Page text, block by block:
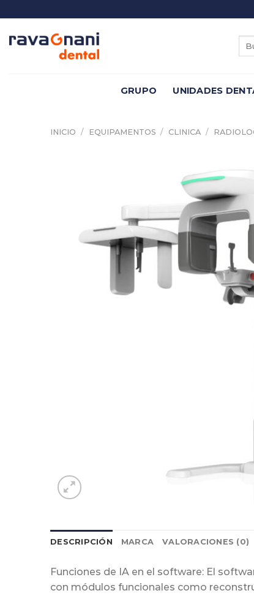
al
contenido
GRUPO UNIDADES
INICIO / EQUIPAMENTOS / CLINICA /
DESCRIPCIÓN MARCA VALORACIONES (0)
Funciones de IA en el software: El
con módulos funcionales como